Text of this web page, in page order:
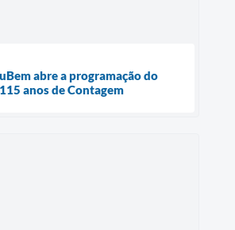
abre a programação do
anos de Contagem